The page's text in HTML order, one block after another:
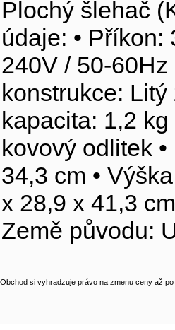
Plochý šlehač
údaje: • Příkon:
240V / 50-60Hz
konstrukce:
kapacita: 1,2
kovový odlitek
34,3 cm •
x 28,9 x 41,3
Země původu:
Obchod si vyhradzuje právo na zmenu ceny až